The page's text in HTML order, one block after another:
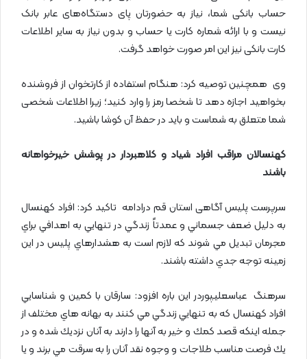
حساب بانکی شما، نیاز به حضورتان پای دستگاه‌های عابر بانک
نیست و با ارائه شماره کارت یا حساب و بدون نیاز به سایر اطلاعات
کارت بانکی نیز این امر صورت خواهد گرفت.
وی همچنین توصیه کرد: هنگام استفاده از کارتخوان از فروشنده
بخواهید اجازه دهد تا شخصا رمز را وارد کنید؛ زیرا اطلاعات شخصی
شما متعلق به شماست و باید در حفظ آن کوشا باشید.
كهنسالان مراقب افراد شياد و كلاهبردار در پوشش خيرخواهانه
باشند
سرپرست پلیس آگاهی استان قم درادامه تاكيد كرد: افراد كهنسال
به دليل ضعف جسماني و عمدتاً زندگي در تنهايي به اهدافي براي
مجرمان تبديل مي شوند كه لازم است به هشدارهاي پليس در اين
زمينه توجه جدي داشته باشند.
سرهنگ عباسعلیپوردر اين باره افزود: سارقان با كمين و شناسايي
افراد كهنسال كه به تنهايي زندگي مي كنند به بهانه هاي مختلف از
جمله اينكه قصد كمك و خير به آنها را دارند به آنان نزديك شده و در
يك فرصت مناسب طلاجات و وجوه نقد آنان را به سرقت مي برند و يا